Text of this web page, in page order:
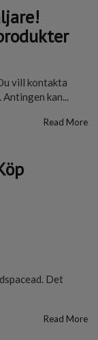
vill kontakta
kan...
Read More
Det
Read More